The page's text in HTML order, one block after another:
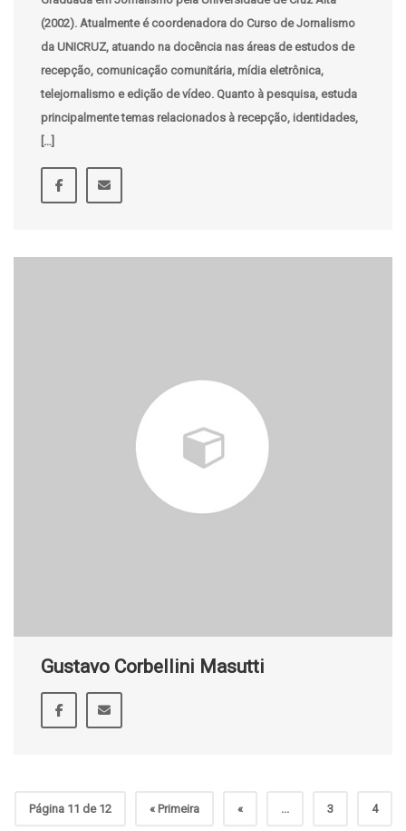
(2002). Atualmente é coordenadora do Curso de Jornalismo
da UNICRUZ, atuando na docência nas áreas de estudos de
recepção, comunicação comunitária, mídia eletrônica,
telejornalismo e edição de vídeo. Quanto à pesquisa, estuda
principalmente temas relacionados à recepção, identidades,
[…]
Gustavo Corbellini Masutti
Página 11 de 12 « Primeira « ... 3 4